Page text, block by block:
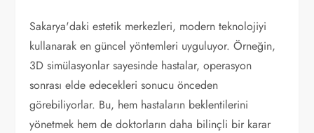
Sakarya'daki estetik merkezleri, modern teknolojiyi
kullanarak en güncel yöntemleri uyguluyor. Örneğin,
3D simülasyonlar sayesinde hastalar, operasyon
sonrası elde edecekleri sonucu önceden
görebiliyorlar. Bu, hem hastaların beklentilerini
yönetmek hem de doktorların daha bilinçli bir karar